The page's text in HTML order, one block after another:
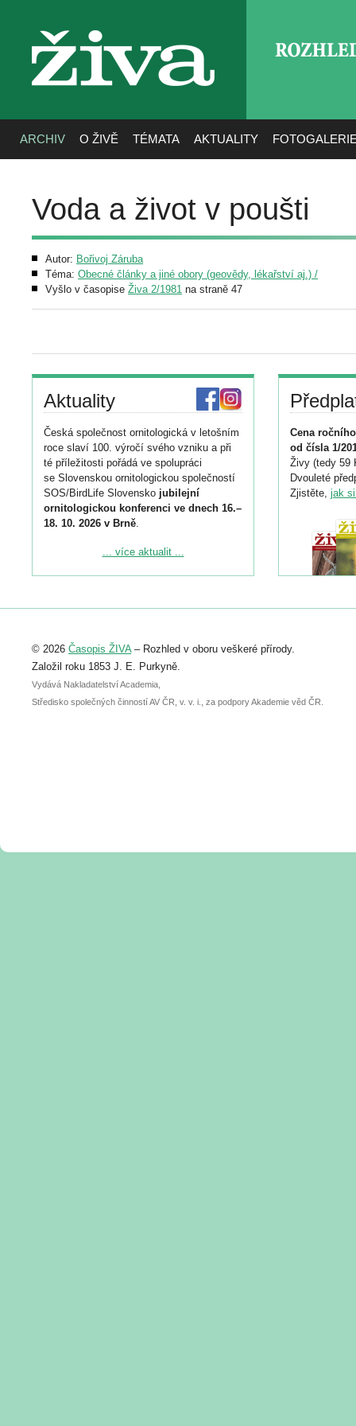
živa
ARCHIV O ŽIVĚ TÉMATA AKTUALITY
Voda a život v poušti
Autor: Bořivoj Záruba
Téma: Obecné články a jiné obory (geovědy, lékařství aj.) /
Vyšlo v časopise Živa 2/1981 na straně 47
Aktuality
Česká společnost ornitologická v letošním
roce slaví 100. výročí svého vzniku a při
té příležitosti pořádá ve spolupráci
se Slovenskou ornitologickou společností
SOS/BirdLife Slovensko jubilejní
ornitologickou konferenci ve dnech 16.–
18. 10. 2026 v Brně.
Podrobnější informace ke konferenci
Registrovat se můžete do 6. září.
abstraktu přihlášené přednášky nebo
posteru je už 30. června.
... více aktualit ...
Cena
od čísla 1/
Živy (tedy 59
Dvouleté
Zjistěte, jak
© 2026 Časopis ŽIVA– Rozhled v oboru veškeré přírody.
Založil roku 1853 J. E. Purkyně.
Vydává Nakladatelství Academia,
Středisko společných činností AV ČR, v. v. i., za podpory Akademie věd ČR.